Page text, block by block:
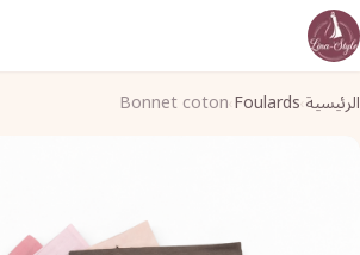
الرئيسية Foulards
Bonnet coton